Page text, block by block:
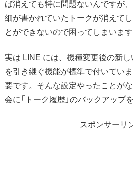
ば消えても特に問題ないんですが
細が書かれていたトークが消えて
とができないので困ってしまいます
実は LINE には、機種変更後の新
を引き継ぐ機能が標準で付いてい
要です。そんな設定やったことが
会に「トーク履歴」のバックアップ
スポンサーリ